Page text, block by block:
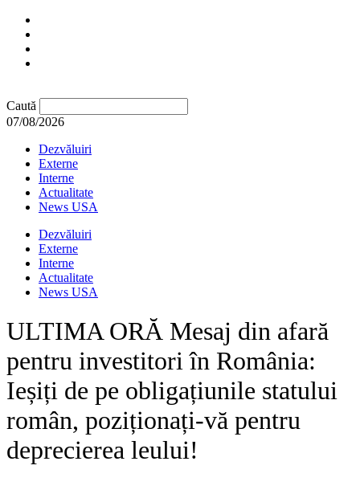
Caută
07/08/2026
Dezvăluiri
Externe
Interne
Actualitate
News USA
Dezvăluiri
Externe
Interne
Actualitate
News USA
ULTIMA ORĂ Mesaj din afară
pentru investitori în România:
Ieșiți de pe obligațiunile statului
român, poziționați-vă pentru
deprecierea leului!